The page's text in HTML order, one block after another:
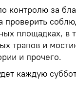
контролю за
площадках, в
трапов и
и прочего.
каждую